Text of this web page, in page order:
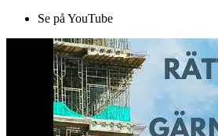
Se på YouTube